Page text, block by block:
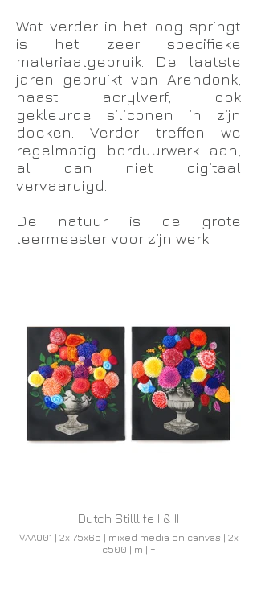
Wat verder in het oog springt
is het zeer specifieke
materiaalgebruik. De laatste
jaren gebruikt van Arendonk,
naast acrylverf, ook
gekleurde siliconen in zijn
doeken. Verder treffen we
regelmatig borduurwerk aan,
al dan niet digitaal
vervaardigd.
De natuur is de grote
leermeester voor zijn werk.
Dutch Stilllife I & II
VAA001 | 2x 75x65 | mixed media on canvas | 2x
c500 | m | +